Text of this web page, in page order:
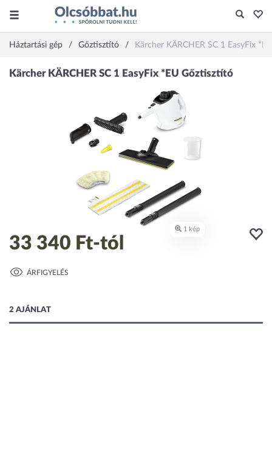
Háztartási gép Gőztisztító Kärcher KÄRCHER SC 1 EasyFix *EU
33 340 Ft-tól
ÁRFIGYELÉS
2 AJÁNLAT